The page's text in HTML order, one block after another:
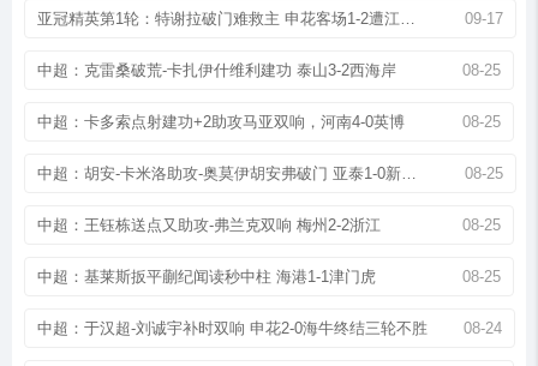
亚冠精英第1轮：特谢拉破门难救主 申花客场1-2遭江原逆转 09-17
中超：克雷桑破荒-卡扎伊什维利建功 泰山3-2西海岸 08-25
中超：卡多索点射建功+2助攻马亚双响，河南4-0英博 08-25
中超：胡安-卡米洛助攻-奥莫伊胡安弗破门 亚泰1-0新鹏城 08-25
中超：王钰栋送点又助攻-弗兰克双响 梅州2-2浙江 08-25
中超：基莱斯扳平蒯纪闻读秒中柱 海港1-1津门虎 08-25
中超：于汉超-刘诚宇补时双响 申花2-0海牛终结三轮不胜 08-24